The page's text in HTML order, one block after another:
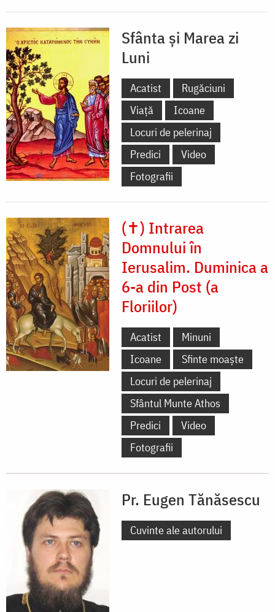
Sfânta și Marea zi
Luni
Acatist
Rugăciuni
Viață
Icoane
Locuri de pelerinaj
Predici
Video
Fotografii
(✝) Intrarea
Domnului în
Ierusalim. Duminica a
6-a din Post (a
Floriilor)
Acatist
Minuni
Icoane
Sfinte moaște
Locuri de pelerinaj
Sfântul Munte Athos
Predici
Video
Fotografii
Pr. Eugen Tănăsescu
Cuvinte ale autorului